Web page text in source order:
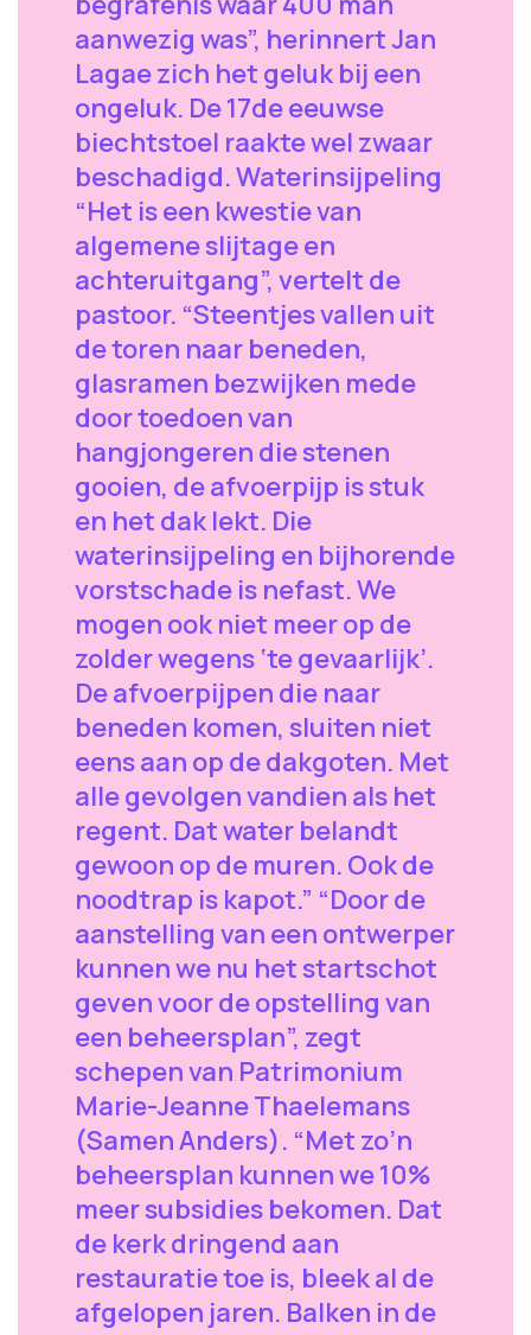
aanwezig was”, herinnert Jan
Lagae zich het geluk bij een
ongeluk. De 17de eeuwse
biechtstoel raakte wel zwaar
beschadigd. Waterinsijpeling
“Het is een kwestie van
algemene slijtage en
achteruitgang”, vertelt de
pastoor. “Steentjes vallen uit
de toren naar beneden,
glasramen bezwijken mede
door toedoen van
hangjongeren die stenen
gooien, de afvoerpijp is stuk
en het dak lekt. Die
waterinsijpeling en bijhorende
vorstschade is nefast. We
mogen ook niet meer op de
zolder wegens ‘te gevaarlijk’.
De afvoerpijpen die naar
beneden komen, sluiten niet
eens aan op de dakgoten. Met
alle gevolgen vandien als het
regent. Dat water belandt
gewoon op de muren. Ook de
noodtrap is kapot.” “Door de
aanstelling van een ontwerper
kunnen we nu het startschot
geven voor de opstelling van
een beheersplan”, zegt
schepen van Patrimonium
Marie-Jeanne Thaelemans
(Samen Anders). “Met zo’n
beheersplan kunnen we 10%
meer subsidies bekomen. Dat
de kerk dringend aan
restauratie toe is, bleek al de
afgelopen jaren. Balken in de